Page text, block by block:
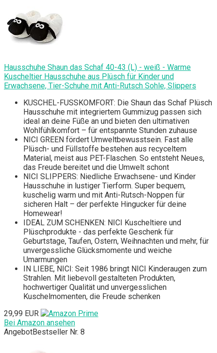
Hausschuhe Shaun das Schaf 40-43 (L) - weiß - Warme
Kuscheltier Hausschuhe aus Plüsch für Kinder und
Erwachsene, Tier-Schuhe mit Anti-Rutsch Sohle, Slippers
KUSCHEL-FUSSKOMFORT: Die Shaun das Schaf Plüsch
Hausschuhe mit integriertem Gummizug passen sich
ideal an deine Füße an und bieten den ultimativen
Wohlfühlkomfort – für entspannte Stunden zuhause
NICI GREEN fördert Umweltbewusstsein. Fast alle
Plüsch- und Füllstoffe bestehen aus recyceltem
Material, meist aus PET-Flaschen. So entsteht Neues,
das Freude bereitet und die Umwelt schont
NICI SLIPPERS: Niedliche Erwachsene- und Kinder
Hausschuhe in lustiger Tierform. Super bequem,
kuschelig warm und mit Anti-Rutsch-Noppen für
sicheren Halt – der perfekte Hingucker für deine
Homewear!
IDEAL ZUM SCHENKEN: NICI Kuscheltiere und
Plüschprodukte - das perfekte Geschenk für
Geburtstage, Taufen, Ostern, Weihnachten und mehr, für
unvergessliche Glücksmomente und weiche
Umarmungen
IN LIEBE, NICI: Seit 1986 bringt NICI Kinderaugen zum
Strahlen. Mit liebevoll gestalteten Produkten,
hochwertiger Qualität und unvergesslichen
Kuschelmomenten, die Freude schenken
29,99 EUR
Bei Amazon ansehen
AngebotBestseller Nr. 8